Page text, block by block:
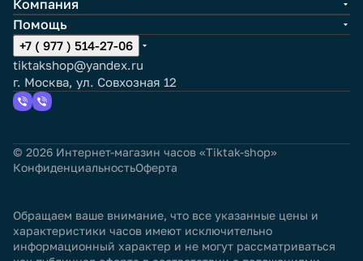
Компания
Помощь
+7 ( 977 ) 514-27-06
tiktakshop@yandex.ru
г. Москва, ул. Совхозная 12
© 2026 Интернет-магазин часов «Tiktak-shop»
КонфиденциальностьОферта
Обращаем ваше внимание, что все указанные цены и
характеристики часов имеют исключительно
информационный характер и не могут рассматриваться